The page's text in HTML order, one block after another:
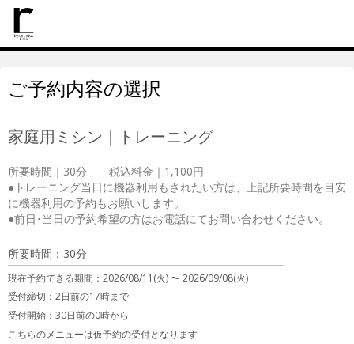
ご予約内容の選択
家庭用ミシン｜トレーニング
所要時間｜30分　　税込料金｜1,100円
●トレーニング当日に機器利用もされたい方は、上記所要時間を目安
に機器利用の予約もお願いします。
●前日･当日の予約希望の方はお電話にてお問い合わせください。
所要時間：30分
現在予約できる期間： 2026/08/11(火) 〜2026/09/08(火)
受付締切： 2日前の17時まで
受付開始： 30日前の0時から
こちらのメニューは仮予約の受付となります